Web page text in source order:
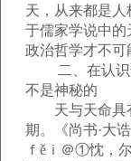
天，从来都是
于儒家学说中的
政治哲学才不可
二、在认识论
不是神秘的
天与天命具有
期。《尚书·大
ｆěｉ＠①忱，